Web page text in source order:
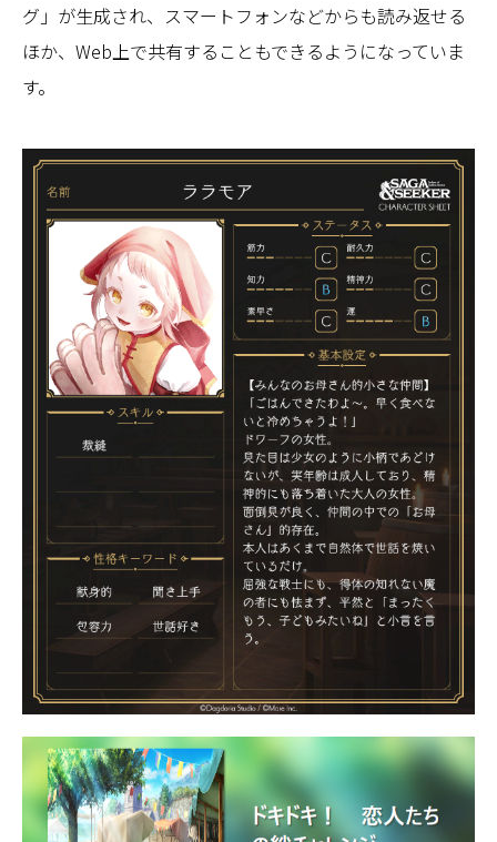
グ」が生成され、スマートフォンなどからも読み返せる
ほか、Web上で共有することもできるようになっていま
す。